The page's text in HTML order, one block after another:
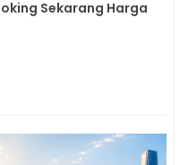
Sekarang Harga